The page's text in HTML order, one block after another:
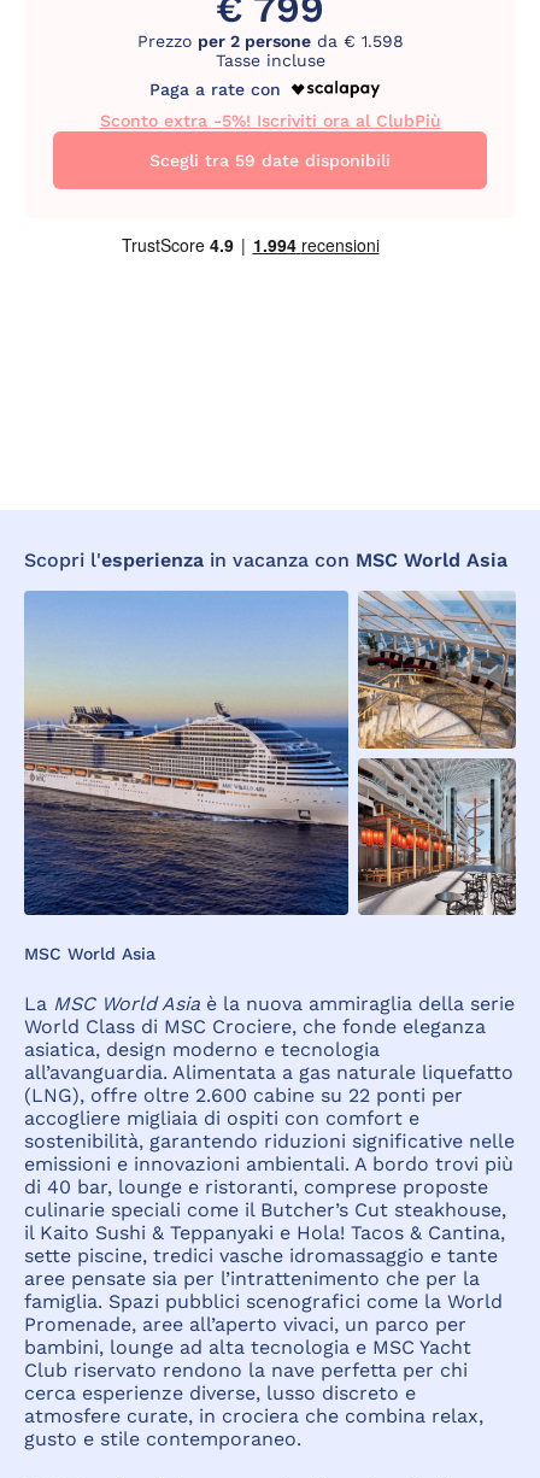
Prezzo per 2 personeda € 1.598
Tasse incluse
Paga a rate con
Sconto extra -5%! Iscriviti ora al ClubPiù
Scegli tra 59 date disponibili
Scopri l'esperienza in vacanza con MSC World Asia
MSC World Asia
La MSC World Asia è la nuova ammiraglia della serie
World Class di MSC Crociere, che fonde eleganza
asiatica, design moderno e tecnologia
all’avanguardia. Alimentata a gas naturale liquefatto
(LNG), offre oltre 2.600 cabine su 22 ponti per
accogliere migliaia di ospiti con comfort e
sostenibilità, garantendo riduzioni significative nelle
emissioni e innovazioni ambientali. A bordo trovi più
di 40 bar, lounge e ristoranti, comprese proposte
culinarie speciali come il Butcher’s Cut steakhouse,
il Kaito Sushi & Teppanyaki e Hola! Tacos & Cantina,
sette piscine, tredici vasche idromassaggio e tante
aree pensate sia per l’intrattenimento che per la
famiglia. Spazi pubblici scenografici come la World
Promenade, aree all’aperto vivaci, un parco per
bambini, lounge ad alta tecnologia e MSC Yacht
Club riservato rendono la nave perfetta per chi
cerca esperienze diverse, lusso discreto e
atmosfere curate, in crociera che combina relax,
gusto e stile contemporaneo.